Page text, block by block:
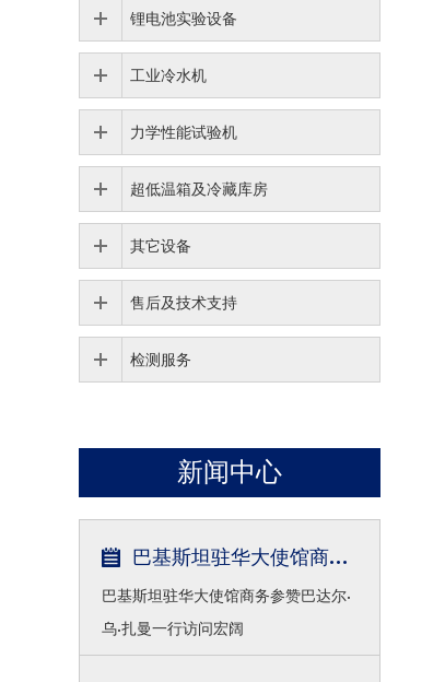
锂电池实验设备
工业冷水机
力学性能试验机
超低温箱及冷藏库房
其它设备
售后及技术支持
检测服务
新闻中心
巴基斯坦驻华大使馆商务参赞巴达尔·乌·扎...
巴基斯坦驻华大使馆商务参赞巴达尔·
乌·扎曼一行访问宏阔